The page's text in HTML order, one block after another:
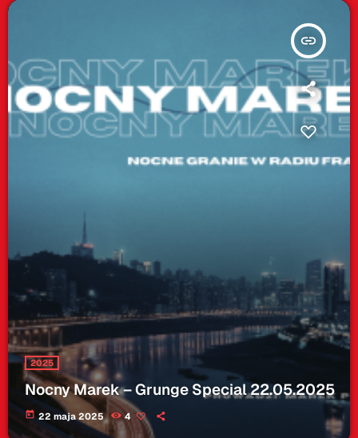
insert_link
2025
Nocny Marek – Grunge Special 22.05.2025
today 22 maja 2025 4